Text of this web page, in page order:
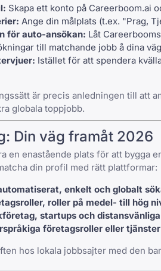
Skapa ett konto på Careerboom.ai
Ange din målplats (t.ex. "Prag,
för auto-ansökan: Låt
till matchande jobb å dina
Istället för att spendera
är precis anledningen till att
globala toppjobb.
Din väg framåt 2026
en enastående plats för att bygga
din profil med rätt plattformar:
enkelt och globalt
roller på medel- till hög
startups och
företagsroller eller
hos lokala jobbsajter med den